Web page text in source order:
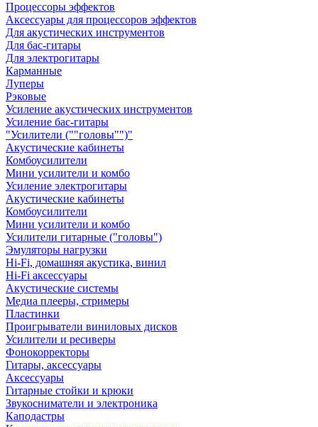
Процессоры эффектов
Аксессуары для процессоров эффектов
Для акустических инструментов
Для бас-гитары
Для электрогитары
Карманные
Луперы
Рэковые
Усиление акустических инструментов
Усиление бас-гитары
"Усилители (""головы"")"
Акустические кабинеты
Комбоусилители
Мини усилители и комбо
Усиление электрогитары
Акустические кабинеты
Комбоусилители
Мини усилители и комбо
Усилители гитарные ("головы")
Эмуляторы нагрузки
Hi-Fi, домашняя акустика, винил
Hi-Fi аксессуары
Акустические системы
Медиа плееры, стримеры
Пластинки
Проигрыватели виниловых дисков
Усилители и ресиверы
Фонокорректоры
Гитары, аксессуары
Аксессуары
Гитарные стойки и крюки
Звукосниматели и электроника
Каподастры